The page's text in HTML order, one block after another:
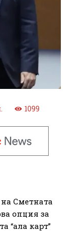
1099
Сметната
опция за
“ала карт”